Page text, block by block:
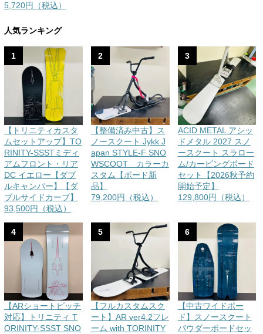
5,720円（税込）
人気ランキング
1
【トリニティカスタ
ムセットアップ】TO
RINITY-SSSTミディ
アムフロント・リア
DC イエロー【ダブ
ルキャンバー】【ダ
ブルサイドカーブ】
93,500円（税込）
2
【整備済み中古】ス
ノースクート Jykk J
apan STYLE-F SNO
WSCOOT カラーカ
スタム【ボード新
品】
79,200円（税込）
3
ACID METAL アシッ
ドメタル 2027 スノ
ースクート スラロー
ム/カービングボード
セット【2026秋予約
開始予定】
129,800円（税込）
4
【ARショートピッチ
対応】トリニティ T
ORINITY-SSST SNO
5
【フルカスタムスク
ート】AR ver4.2フレ
ーム with TORINITY
6
【中古ワイドボー
ド】スノースクート
パウダーボードセッ